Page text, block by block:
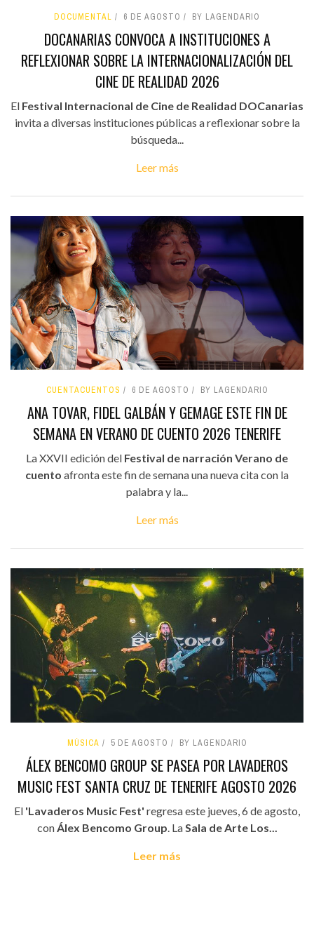
DOCUMENTAL 6 DE AGOSTO BY LAGENDARIO
DOCANARIAS CONVOCA A INSTITUCIONES A
REFLEXIONAR SOBRE LA INTERNACIONALIZACIÓN DEL
CINE DE REALIDAD 2026
El Festival Internacional de Cine de Realidad DOCanarias
invita a diversas instituciones públicas a reflexionar sobre la
búsqueda...
Leer más
CUENTACUENTOS 6 DE AGOSTO BY LAGENDARIO
ANA TOVAR, FIDEL GALBÁN Y GEMAGE ESTE FIN DE
SEMANA EN VERANO DE CUENTO 2026 TENERIFE
La XXVII edición del Festival de narración Verano de
cuento afronta este fin de semana una nueva cita con la
palabra y la...
Leer más
MÚSICA 5 DE AGOSTO BY LAGENDARIO
ÁLEX BENCOMO GROUP SE PASEA POR LAVADEROS
MUSIC FEST SANTA CRUZ DE TENERIFE AGOSTO 2026
El 'Lavaderos Music Fest' regresa este jueves, 6 de agosto,
con Álex Bencomo Group . La Sala de Arte Los...
Leer más